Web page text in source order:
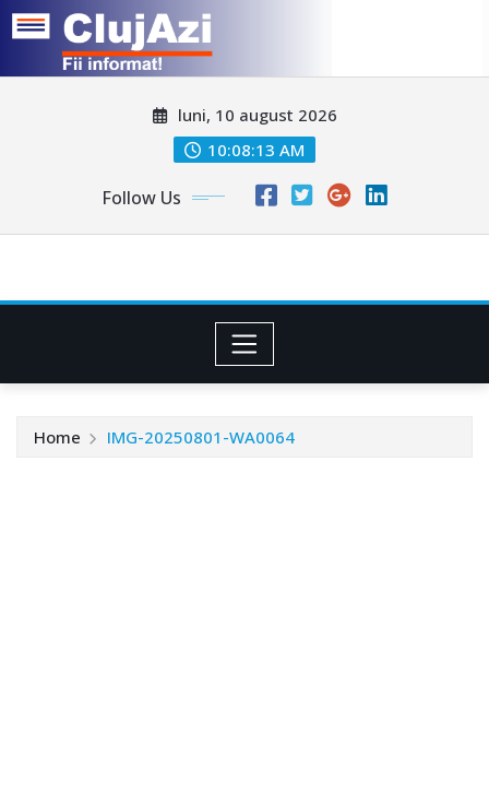
luni, 10 august 2026
10:08:15 AM
Follow Us
Home IMG-20250801-WA0064